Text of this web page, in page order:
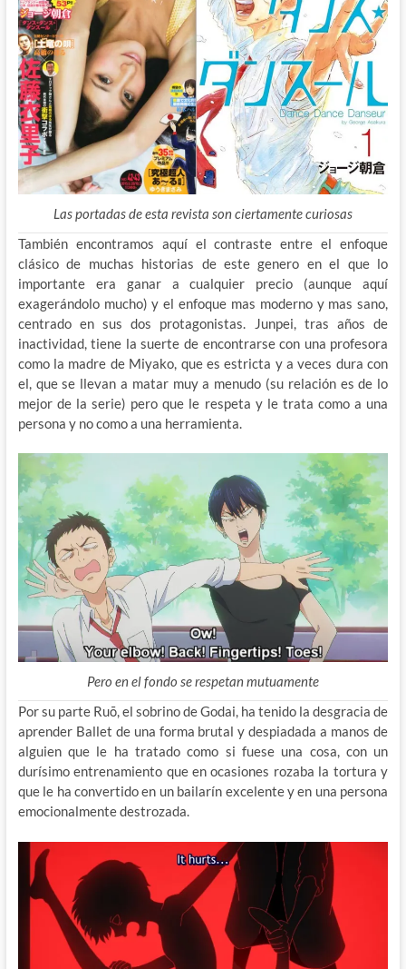
Las portadas de esta revista son ciertamente curiosas
También encontramos aquí el contraste entre el enfoque
clásico de muchas historias de este genero en el que lo
importante era ganar a cualquier precio (aunque aquí
exagerándolo mucho) y el enfoque mas moderno y mas sano,
centrado en sus dos protagonistas. Junpei, tras años de
inactividad, tiene la suerte de encontrarse con una profesora
como la madre de Miyako, que es estricta y a veces dura con
el, que se llevan a matar muy a menudo (su relación es de lo
mejor de la serie) pero que le respeta y le trata como a una
persona y no como a una herramienta.
Pero en el fondo se respetan mutuamente
Por su parte Ruō, el sobrino de Godai, ha tenido la desgracia de
aprender Ballet de una forma brutal y despiadada a manos de
alguien que le ha tratado como si fuese una cosa, con un
durísimo entrenamiento que en ocasiones rozaba la tortura y
que le ha convertido en un bailarín excelente y en una persona
emocionalmente destrozada.